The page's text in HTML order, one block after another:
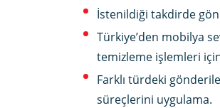
İstenildiği takdirde
Türkiye’den mobilya
temizleme işlemleri
Farklı türdeki
süreçlerini uygulama.